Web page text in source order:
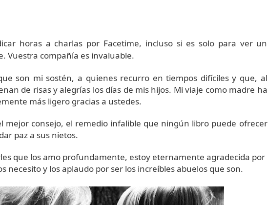
horas a charlas por Facetime, incluso si es solo para ver un
Vuestra compañía es invaluable.
son mi sostén, a quienes recurro en tiempos difíciles y que, al
de risas y alegrías los días de mis hijos. Mi viaje como madre ha
más ligero gracias a ustedes.
mejor consejo, el remedio infalible que ningún libro puede ofrecer
paz a sus nietos.
que los amo profundamente, estoy eternamente agradecida por
necesito y los aplaudo por ser los increíbles abuelos que son.